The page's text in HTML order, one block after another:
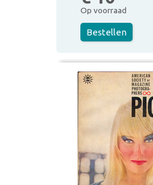
Op voorraad
Bestellen